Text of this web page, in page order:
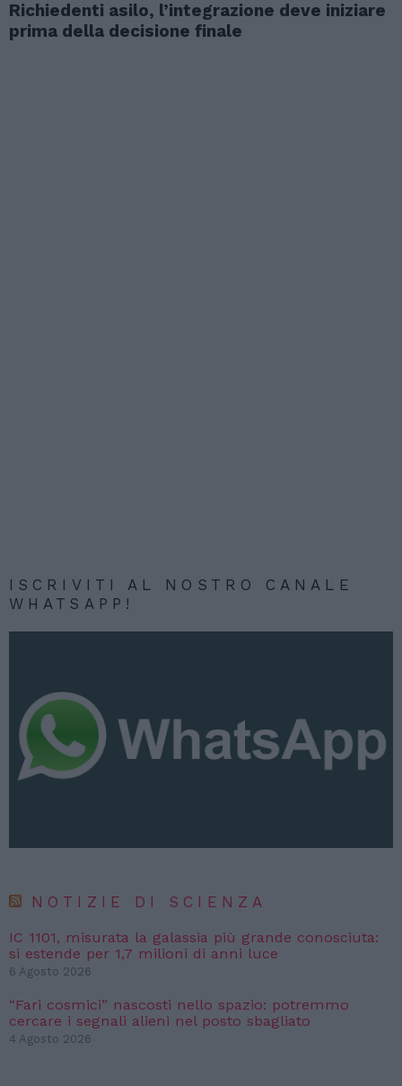
Richiedenti asilo, l’integrazione deve iniziare
prima della decisione finale
ISCRIVITI AL NOSTRO CANALE
WHATSAPP!
NOTIZIE DI SCIENZA
IC 1101, misurata la galassia più grande conosciuta:
si estende per 1,7 milioni di anni luce
6 Agosto 2026
“Fari cosmici” nascosti nello spazio: potremmo
cercare i segnali alieni nel posto sbagliato
4 Agosto 2026